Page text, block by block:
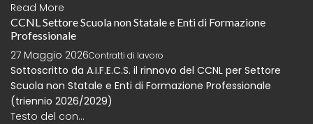
Read More
CCNL Settore Scuola non Statale e Enti di Formazione
Professionale
27 Maggio 2026Contratti di lavoro
Sottoscritto da A.I.F.E.C.S. il rinnovo del CCNL per Settore
Scuola non Statale e Enti di Formazione Professionale
(triennio 2026/2029)
Testo del con...